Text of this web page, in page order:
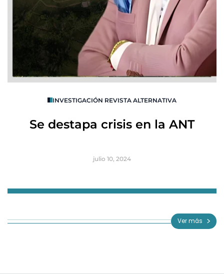
INVESTIGACIÓN REVISTA ALTERNATIVA
Se destapa crisis en la ANT
julio 10, 2024
3
Ver más